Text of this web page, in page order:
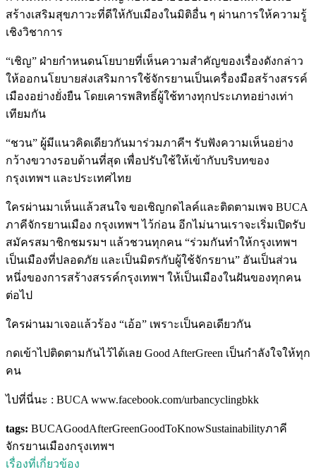
สร้างเสริมสุขภาวะที่ดีให้กับเมืองในมิติอื่น ๆ ผ่านการให้ความรู้
เชิงวิชาการ
“เชิญ” ฝ่ายกำหนดนโยบายที่เห็นความสำคัญของเรื่องดังกล่าว
ให้ออกนโยบายส่งเสริมการใช้จักรยานเป็นเครื่องมือสร้างสรรค์
เมืองอย่างยั่งยืน โดยเคารพสิทธิ์ผู้ใช้ทางทุกประเภทอย่างเท่า
เทียมกัน
“ชวน” ผู้มีแนวคิดเดียวกันมาร่วมภาคีฯ รับฟังความเห็นอย่าง
กว้างขวางรอบด้านที่สุด เพื่อปรับใช้ให้เข้ากับบริบทของ
กรุงเทพฯ และประเทศไทย
ใครผ่านมาเห็นแล้วสนใจ ขอเชิญกดไลค์และติดตามเพจ BUCA
ภาคีจักรยานเมือง กรุงเทพฯ ไว้ก่อน อีกไม่นานเราจะเริ่มเปิดรับ
สมัครสมาชิกชมรมฯ แล้วชวนทุกคน “ร่วมกันทำให้กรุงเทพฯ
เป็นเมืองที่ปลอดภัย และเป็นมิตรกับผู้ใช้จักรยาน” อันเป็นส่วน
หนึ่งของการสร้างสรรค์กรุงเทพฯ ให้เป็นเมืองในฝันของทุกคน
ต่อไป
ใครผ่านมาเจอแล้วร้อง “เอ้อ” เพราะเป็นคอเดียวกัน
กดเข้าไปติดตามกันไว้ได้เลย Good AfterGreen เป็นกำลังใจให้ทุก
คน
ไปที่นี่นะ : BUCA www.facebook.com/urbancyclingbkk
tags: BUCAGoodAfterGreenGoodToKnowSustainabilityภาคี
จักรยานเมืองกรุงเทพฯ
เรื่องที่เกี่ยวข้อง